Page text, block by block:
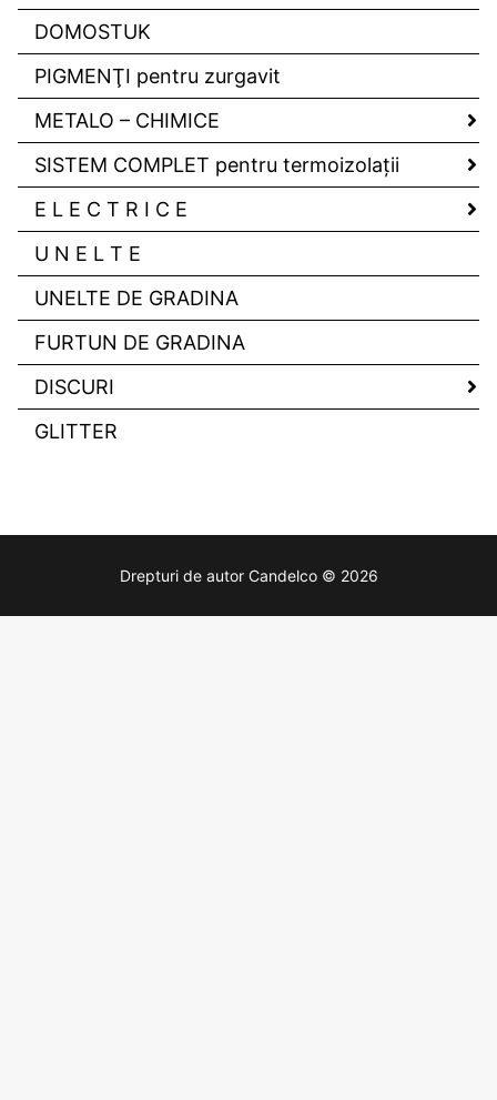
DOMOSTUK
PIGMENŢI pentru zurgavit
METALO – CHIMICE
SISTEM COMPLET pentru termoizolaţii
E L E C T R I C E
U N E L T E
UNELTE DE GRADINA
FURTUN DE GRADINA
DISCURI
GLITTER
Drepturi de autor Candelco © 2026